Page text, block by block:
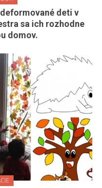
deti v
sa ich rozhodne
domov.